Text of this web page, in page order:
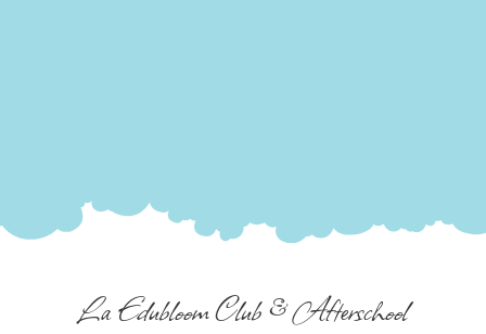
La Edubloom Club & Afterschool